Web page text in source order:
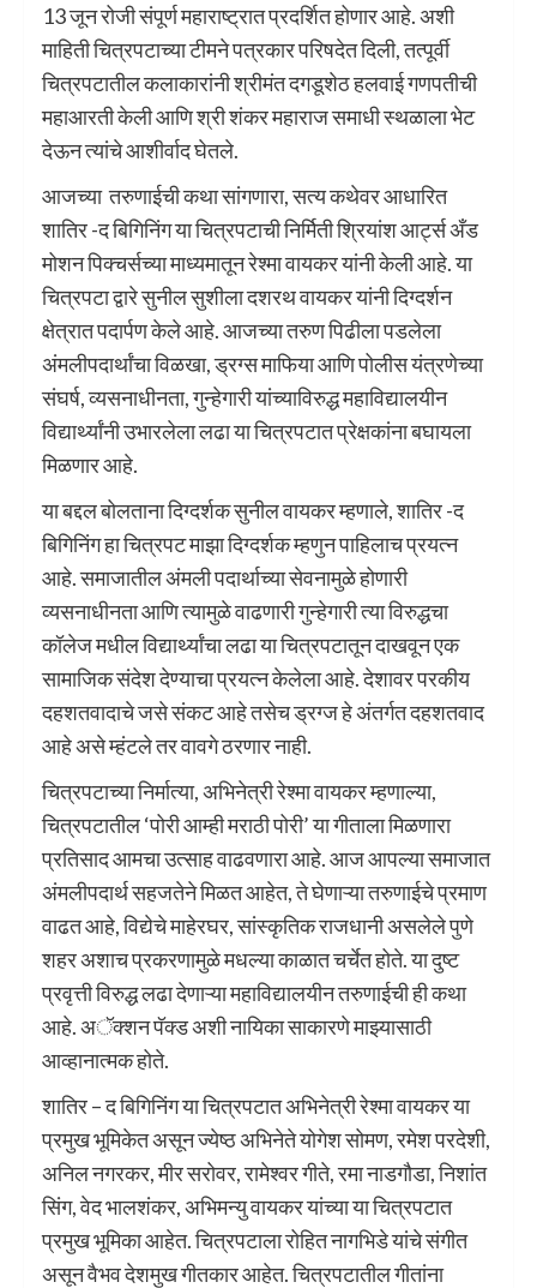
13 जून रोजी संपूर्ण महाराष्ट्रात प्रदर्शित होणार आहे. अशी
माहिती चित्रपटाच्या टीमने पत्रकार परिषदेत दिली, तत्पूर्वी
चित्रपटातील कलाकारांनी श्रीमंत दगडूशेठ हलवाई गणपतीची
महाआरती केली आणि श्री शंकर महाराज समाधी स्थळाला भेट
देऊन त्यांचे आशीर्वाद घेतले.
आजच्या तरुणाईची कथा सांगणारा, सत्य कथेवर आधारित
शातिर -द बिगिनिंग या चित्रपटाची निर्मिती श्रियांश आर्ट्स अँड
मोशन पिक्चर्सच्या माध्यमातून रेश्मा वायकर यांनी केली आहे. या
चित्रपटा द्वारे सुनील सुशीला दशरथ वायकर यांनी दिग्दर्शन
क्षेत्रात पदार्पण केले आहे. आजच्या तरुण पिढीला पडलेला
अंमलीपदार्थांचा विळखा, ड्रग्स माफिया आणि पोलीस यंत्रणेच्या
संघर्ष, व्यसनाधीनता, गुन्हेगारी यांच्याविरुद्ध महाविद्यालयीन
विद्यार्थ्यांनी उभारलेला लढा या चित्रपटात प्रेक्षकांना बघायला
मिळणार आहे.
या बद्दल बोलताना दिग्दर्शक सुनील वायकर म्हणाले, शातिर -द
बिगिनिंग हा चित्रपट माझा दिग्दर्शक म्हणुन पाहिलाच प्रयत्न
आहे. समाजातील अंमली पदार्थाच्या सेवनामुळे होणारी
व्यसनाधीनता आणि त्यामुळे वाढणारी गुन्हेगारी त्या विरुद्धचा
कॉलेज मधील विद्यार्थ्यांचा लढा या चित्रपटातून दाखवून एक
सामाजिक संदेश देण्याचा प्रयत्न केलेला आहे. देशावर परकीय
दहशतवादाचे जसे संकट आहे तसेच ड्रग्ज हे अंतर्गत दहशतवाद
आहे असे म्हंटले तर वावगे ठरणार नाही.
चित्रपटाच्या निर्मात्या, अभिनेत्री रेश्मा वायकर म्हणाल्या,
चित्रपटातील ‘पोरी आम्ही मराठी पोरी’ या गीताला मिळणारा
प्रतिसाद आमचा उत्साह वाढवणारा आहे. आज आपल्या समाजात
अंमलीपदार्थ सहजतेने मिळत आहेत, ते घेणाऱ्या तरुणाईचे प्रमाण
वाढत आहे, विद्येचे माहेरघर, सांस्कृतिक राजधानी असलेले पुणे
शहर अशाच प्रकरणामुळे मधल्या काळात चर्चेत होते. या दुष्ट
प्रवृत्ती विरुद्ध लढा देणाऱ्या महाविद्यालयीन तरुणाईची ही कथा
आहे. अॅक्शन पॅक्ड अशी नायिका साकारणे माझ्यासाठी
आव्हानात्मक होते.
शातिर – द बिगिनिंग या चित्रपटात अभिनेत्री रेश्मा वायकर या
प्रमुख भूमिकेत असून ज्येष्ठ अभिनेते योगेश सोमण, रमेश परदेशी,
अनिल नगरकर, मीर सरोवर, रामेश्वर गीते, रमा नाडगौडा, निशांत
सिंग, वेद भालशंकर, अभिमन्यु वायकर यांच्या या चित्रपटात
प्रमुख भूमिका आहेत. चित्रपटाला रोहित नागभिडे यांचे संगीत
असून वैभव देशमुख गीतकार आहेत. चित्रपटातील गीतांना